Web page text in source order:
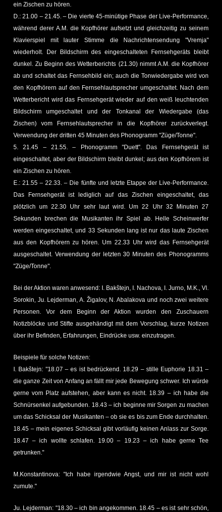
ein Zischen zu hören.
D.: 21.00 – 21.45. – Die vierte 45-minütige Phase der Live-Performance,
während derer A.M. die Kopfhörer aufsetzt und gleichzeitig zu seinem
Klavierspiel mit lauter Stimme die Nachrichtensendung "Vremja"
wiederholt. Der Bildschirm des eingeschalteten Fernsehgeräts bleibt
dunkel. Zu Beginn des Wetterberichts (21.30) nimmt A.M. die Kopfhörer
ab und schaltet das Fernsehbild ein; auch die Tonwiedergabe wird von
den Kopfhörern auf den Fernsehlautsprecher umgeschaltet. Nach dem
Wetterbericht wird das Fernsehgerät wieder auf den weiß leuchtenden
Bildschirm umgeschaltet und der Tonkanal der Wiedergabe (das
Zischen) vom Fernsehlautsprecher in die Kopfhörer zurückverlegt.
Verwendung der dritten 45 Minuten des Phonogramm "Züge/Tonne".
5. 21.45 – 21.55. – Phonogramm "Duett". Das Fernsehgerät ist
eingeschaltet, aber der Bildschirm bleibt dunkel; aus den Kopfhörern ist
ein Zischen zu hören.
E.: 21.55 – 22.33. – Die fünfte und letzte Etappe der Live-Performance.
Das Fernsehgerät ist lediglich auf das Zischen eingeschaltet, das
plötzlich um 22.30 Uhr sehr laut wird. Um 22 Uhr 32 Minuten 27
Sekunden brechen die Musikanten ihr Spiel ab. Helle Scheinwerfer
werden eingeschaltet, und 33 Sekunden lang ist nur das laute Zischen
aus den Kopfhörern zu hören. Um 22.33 Uhr wird das Fernsehgerät
ausgeschaltet. Verwendung der letzten 30 Minuten des Phonogramms
"Züge/Tonne".
Bei der Aktion waren anwesend: I. Bakštejn, I. Nachova, I. Jurno, M.K., Vl.
Sorokin, Ju. Lejderman, A. Žigalov, N. Abalakova und noch zwei weitere
Personen. Vor dem Beginn der Aktion wurden den Zuschauern
Notizblöcke und Stifte ausgehändigt mit dem Vorschlag, kurze Notizen
über ihr Befinden, Erfahrungen, Eindrücke usw. einzutragen.
Beispiele für solche Notizen:
I. Bakštejn: "18.07 – es ist bedrückend. 18.29 – stille Euphorie 18.31 –
die ganze Zeit von Anfang an fällt mir jede Bewegung schwer. Ich würde
gerne vom Platz aufstehen, aber kann es nicht. 18.39 – ich habe die
Schnürsenkel aufgebunden. 18.43 – ich beginne mir Sorgen zu machen
um das Schicksal der Musikanten – ob sie es bis zum Ende durchhalten.
18.45 – mein eigenes Schicksal gibt vorläufig keinen Anlass zur Sorge.
18.47 – ich wollte schlafen. 19.00 – 19.23 – ich habe gerne Tee
getrunken."
M.Konstantinova: "Ich habe irgendwie Angst, und mir ist nicht wohl
zumute."
Ju. Lejderman: "18.30 – ich bin angekommen. 18.45 – es ist sehr schön,